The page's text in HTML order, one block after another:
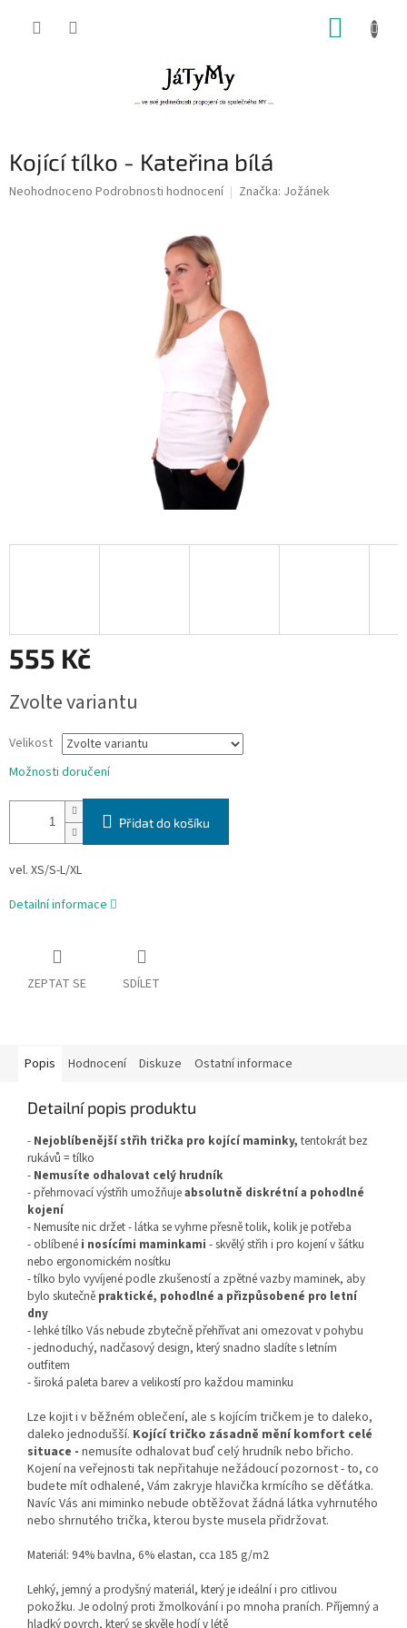
Kojící tílko - Kateřina bílá
Průměrné
Neohodnoceno Podrobnosti hodnocení Značka: Jožánek
555 Kč
cena:
Zvolte variantu
Velikost
Možnosti doručení
Přidat do košíku
vel. XS/S-L/XL
Detailní informace
ZEPTAT SE SDÍLET
Popis Hodnocení Diskuze Ostatní informace
Detailní popis produktu
- Nejoblíbenější střih trička pro kojící maminky, tentokrát bez
rukávů = tílko
- Nemusíte odhalovat celý hrudník
- přehrnovací výstřih umožňujeabsolutně diskrétní a pohodlné
kojení
- Nemusíte nic držet - látka se vyhrne přesně tolik, kolik je potřeba
- oblíbené i nosícími maminkami - skvělý střih i pro kojení v šátku
nebo ergonomickém nosítku
- tílko bylo vyvíjenépodle zkušeností a zpětné vazby maminek, aby
bylo skutečně praktické, pohodlné a přizpůsobené pro letní
dny
- lehké tílko Vás nebude zbytečně přehřívat ani omezovat v pohybu
- jednoduchý, nadčasový design, který snadno sladíte s letním
outfitem
- široká paleta barev a velikostí pro každou maminku
Lze kojit i v běžném oblečení, ale s kojícím tričkem je to daleko,
daleko jednodušší. Kojící tričko zásadně mění komfort celé
situace - nemusíte odhalovat buď celý hrudník nebo břicho.
Kojení na veřejnosti tak nepřitahuje nežádoucí pozornost - to, co
budete mít odhalené, Vám zakryje hlavička krmícího se děťátka.
Navíc Vás ani miminko nebude obtěžovat žádná látka vyhrnutého
nebo shrnutého trička, kterou byste musela přidržovat.
Materiál: 94% bavlna, 6% elastan, cca 185 g/m2
Lehký, jemný a prodyšný materiál, který je ideální i pro citlivou
pokožku. Je odolný proti žmolkování i po mnoha praních. Příjemný a
hladký povrch, který se skvěle hodí v létě